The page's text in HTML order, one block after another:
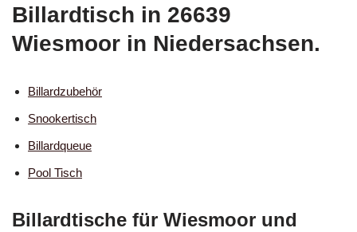
Billardtisch in 26639
Wiesmoor in Niedersachsen.
Billardzubehör
Snookertisch
Billardqueue
Pool Tisch
Billardtische für Wiesmoor und